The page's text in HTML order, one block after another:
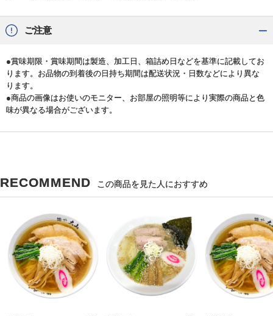
ご注意
●賞味期限・賞味期間は製造、加工日、箱詰め日などを基準に記載してお
ります。お品物の到着後の日持ち期間は配送状況・日数などにより異な
ります。
●商品の画像はお使いのモニター、お部屋の照明等により実際の商品と色
味が異なる場合がございます。
RECOMMEND この商品を見た人におすすめ